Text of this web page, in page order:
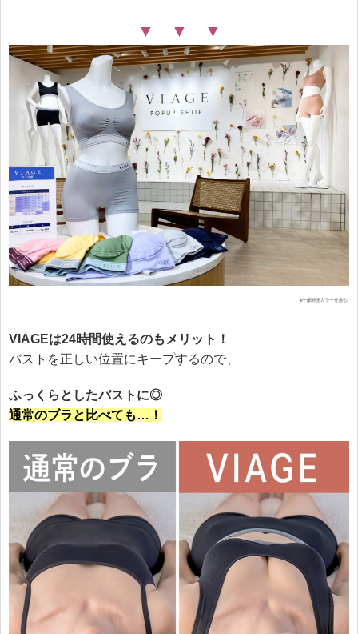
▼ ▼ ▼
VIAGEは24時間使えるのもメリット！
バストを正しい位置にキープするので、
ふっくらとしたバストに◎
通常のブラと比べても…！